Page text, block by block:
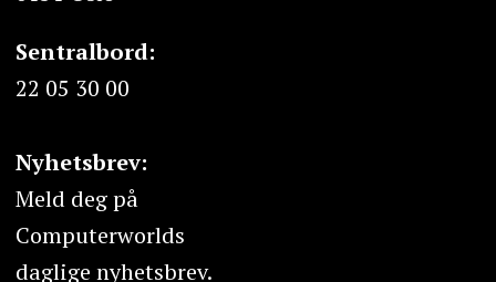
Sentralbord:
22 05 30 00
Nyhetsbrev:
Meld deg på
Computerworlds
daglige nyhetsbrev.